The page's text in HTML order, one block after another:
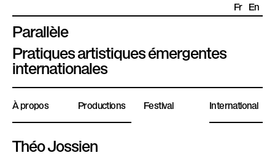
Parallèle
P
l
a
t
e
f
o
Pratiques artistiques émergentes
internationales
Fr En
À propos Productions Festival International
Théo Jossien